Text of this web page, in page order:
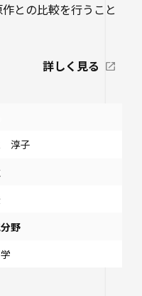
との比較を行うこと
詳しく見る
淳子
野